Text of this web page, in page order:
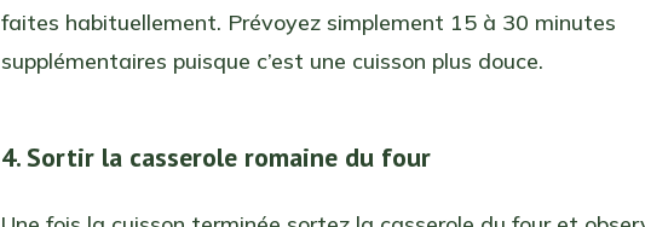
faites habituellement. Prévoyez simplement 15 à 30 minutes
supplémentaires puisque c’est une cuisson plus douce.
4. Sortir la casserole romaine du four